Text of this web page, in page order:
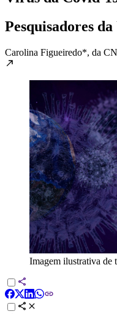
Pesquisadores
Carolina Figueiredo*, da
Imagem ilustrativa de